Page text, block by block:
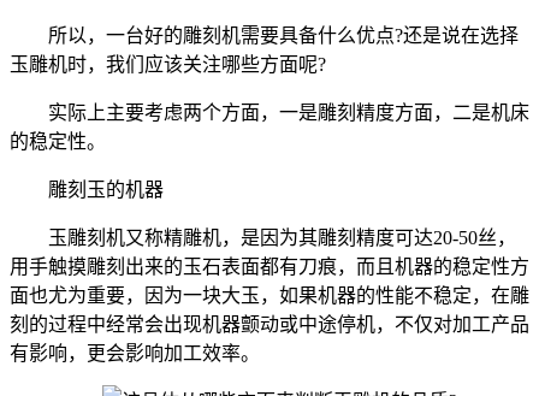
所以，一台好的雕刻机需要具备什么优点?还是说在选择
玉雕机时，我们应该关注哪些方面呢?
实际上主要考虑两个方面，一是雕刻精度方面，二是机床
的稳定性。
雕刻玉的机器
玉雕刻机又称精雕机，是因为其雕刻精度可达20-50丝，
用手触摸雕刻出来的玉石表面都有刀痕，而且机器的稳定性方
面也尤为重要，因为一块大玉，如果机器的性能不稳定，在雕
刻的过程中经常会出现机器颤动或中途停机，不仅对加工产品
有影响，更会影响加工效率。